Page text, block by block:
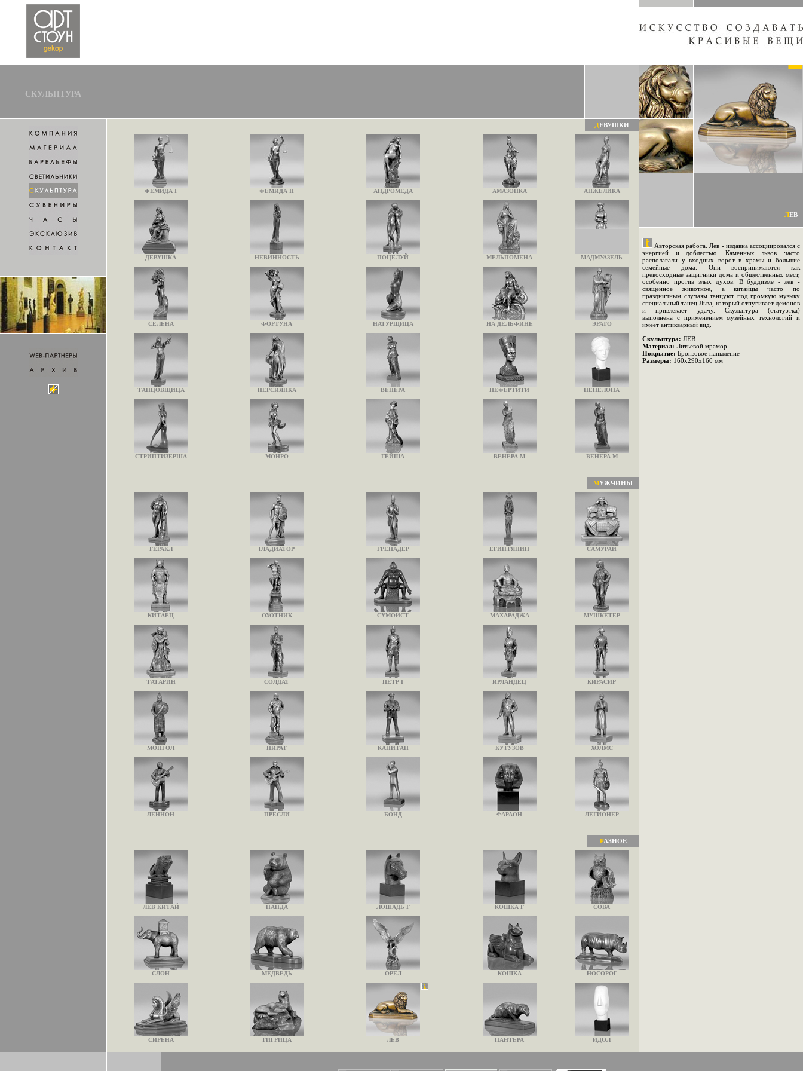
СКУЛЬПТУРА
ЛЕВ
Авторская работа. Лев - издавна ассоциировался с
энергией и доблестью. Каменных львов часто
располагали у входных ворот в храмы и большие
семейные дома. Они воспринимаются как
превосходные защитники дома и общественных мест,
особенно против злых духов. В буддизме - лев -
священное животное, а китайцы часто по
праздничным случаям танцуют под громкую музыку
специальный танец Льва, который отпугивает демонов
и привлекает удачу. Скульптура (статуэтка)
выполнена с применением музейных технологий и
имеет антикварный вид.
Скульптура: ЛЕВ
Материал: Литьевой мрамор
Покрытие: Бронзовое напыление
Размеры: 160х290х160 мм
ДЕВУШКИ
ФЕМИДА I ФЕМИДА II АНДРОМЕДА АМАЗОНКА АНЖЕЛИКА
ДЕВУШКА НЕВИННОСТЬ ПОЦЕЛУЙ МЕЛЬПОМЕНА МАДМУАЗЕЛЬ
СЕЛЕНА ФОРТУНА НАТУРЩИЦА НА ДЕЛЬФИНЕ ЭРАТО
ТАНЦОВЩИЦА ПЕРСИЯНКА ВЕНЕРА НЕФЕРТИТИ ПЕНЕЛОПА
СТРИПТИЗЕРША МОНРО ГЕЙША ВЕНЕРА М ВЕНЕРА М
МУЖЧИНЫ
ГЕРАКЛ ГЛАДИАТОР ГРЕНАДЕР ЕГИПТЯНИН САМУРАЙ
КИТАЕЦ ОХОТНИК СУМОИСТ МАХАРАДЖА МУШКЕТЕР
ТАТАРИН СОЛДАТ ПЕТР I ИРЛАНДЕЦ КИРАСИР
МОНГОЛ ПИРАТ КАПИТАН КУТУЗОВ ХОЛМС
ЛЕННОН ПРЕСЛИ БОНД ФАРАОН ЛЕГИОНЕР
РАЗНОЕ
ЛЕВ КИТАЙ ПАНДА ЛОШАДЬ Г КОШКА Г СОВА
СЛОН МЕДВЕДЬ ОРЕЛ КОШКА НОСОРОГ
СИРЕНА ТИГРИЦА ЛЕВ ПАНТЕРА ИДОЛ